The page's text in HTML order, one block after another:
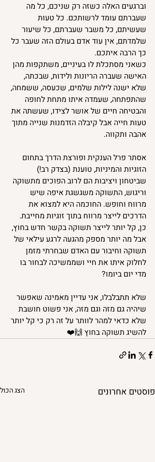
וברגעים האלה כשזה רק שניכם, כל מה
שעברתם עומד לרשותכם. כל טעות
שעשיתם, כל משבר שעברתם, כל שיעור
שלמדתם, אין עוד אדם בעולם הזה שעבר כל
כך הרבה איתכם.
כשאני מסתכלת לו בעיניים, משתקפות מהן
האישה שעברה הריונות ולידות, שבכתה,
שלא ישנה לילות שלמים, שכעסה, ששמחה,
שהתפתחה, שעמדה איתו מתחת לחופה
והבטיחה חיים של אושר לצידו, שעשתה את
טעות חייה אבל קיבלה הזדמנות שנייה מתוך
אהבה ותקווה.
אסתר פרל הענקית ופורצת הדרך בתחום
הזוגיות והמיניות, טוענת (בצדק רב!)
שביטחון ויציבות הם לרוב הפוכים מתשוקה
וריגוש, התשוקה משגשגת איפה שיש
מרווח וחופש. החוכמה היא למצוא את
הדרכים לייצר מרווח בתוך זוגיות מחייבת.
כן, קל יותר לייצר תשוקה בקשר חדש בחוץ,
אבל מה יותר מספק מהגעה לרגע עילאי של
תשוקה וחיבור עם האדם שבחרתי מזמן
לחלוק איתו את חיי ושממשיכה לבחור בו
מדי יום ביומו?
שלא תתבלבלו, אני עדיין מאמינה שאפשר
שיהיה גם מזה וגם מזה, אני פשוט חושבת
שלא כדאי למהר לוותר על זה רק כי קל יותר
להשיג תשוקה בחוץ 🙌❤️
פוסטים אחרונים הצג הכול